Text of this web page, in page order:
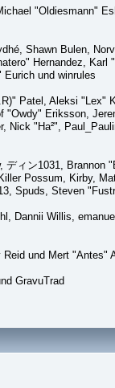
"Oldiesmann"
Shawn Bulen,
Hernandez,
und winrules
Patel, Aleksi "Lex"
Eriksson,
"Ha²",
ィン1031, Brannon
Possum, Kirby,
Spuds, Steven
Dannii Willis,
und Mert "Antes"
GravuTrad